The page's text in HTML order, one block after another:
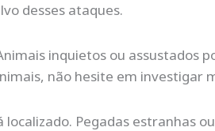
desses ataques.
inquietos ou assustados
não hesite em investigar
Pegadas estranhas